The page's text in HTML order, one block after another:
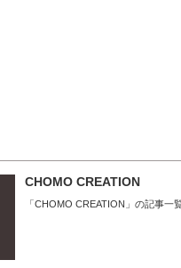
CHOMO CREATION
「CHOMO CREATION」の記事一